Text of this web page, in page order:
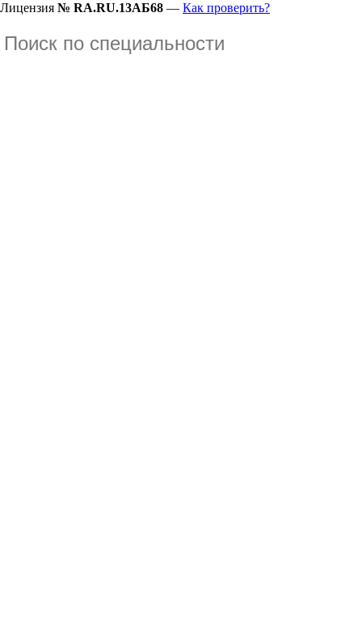
Лицензия № RA.RU.13АБ68 — Как проверить?